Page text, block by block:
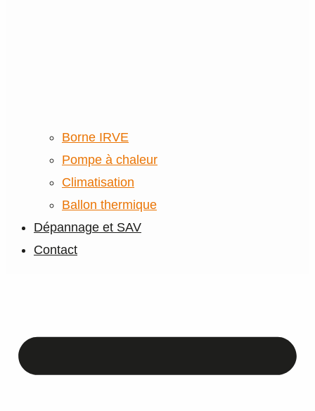
Borne IRVE
Pompe à chaleur
Climatisation
Ballon thermique
Dépannage et SAV
Contact